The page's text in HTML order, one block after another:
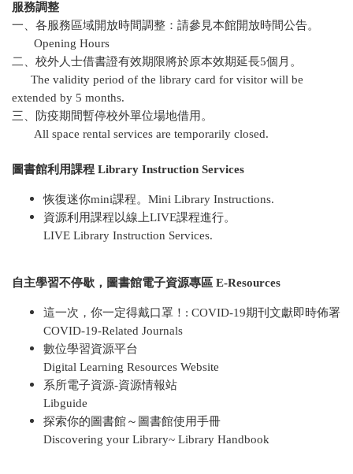
服務調整
一、各服務區域開放時間調整：請參見本館開放時間公告。
Opening Hours
二、校外人士借書證有效期限將於原本效期延長5個月。
The validity period of the library card for visitor will be
extended by 5 months.
三、防疫期間暫停校外單位場地借用。
All space rental services are temporarily closed.
圖書館利用課程 Library Instruction Services
恢復迷你mini課程。Mini Library Instructions.
資源利用課程以線上LIVE課程進行。
LIVE Library Instruction Services.
自主學習不停歇，圖書館電子資源專區 E-Resources
這一次，你一定得戴口罩！: COVID-19期刊文獻即時佈署
COVID-19-Related Journals
數位學習資源平台
Digital Learning Resources Website
系所電子資源-資源情報站
Libguide
探索你的圖書館～圖書館使用手冊
Discovering your Library~ Library Handbook